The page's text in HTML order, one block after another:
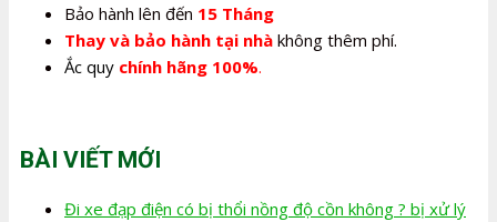
Bảo hành lên đến 15 Tháng
Thay và bảo hành tại nhà không thêm phí.
Ắc quy chính hãng 100%.
BÀI VIẾT MỚI
Đi xe đạp điện có bị thổi nồng độ cồn không ? bị xử lý